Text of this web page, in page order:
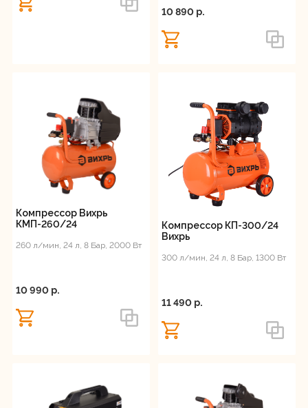
10 890 p.
Компрессор Вихрь
КМП-260/24
260 л/мин, 24 л, 8 Бар, 2000 Вт
10 990 p.
Компрессор КП-300/24
Вихрь
300 л/мин, 24 л, 8 Бар, 1300 Вт
11 490 p.